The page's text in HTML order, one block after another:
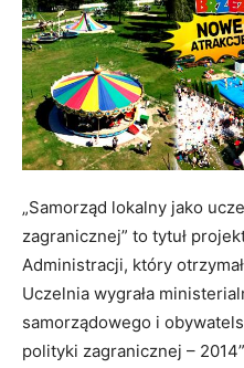
„Samorząd lokalny jako
zagranicznej” to tytuł
Administracji, który
Uczelnia wygrała
samorządowego i
polityki zagranicznej –